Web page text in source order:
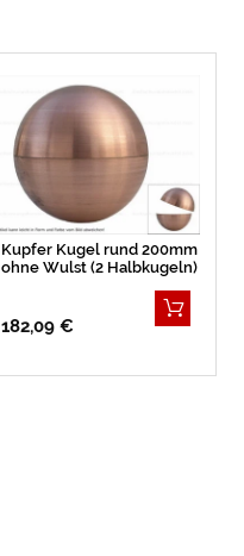
Kupfer Kugel rund 200mm
ohne Wulst (2 Halbkugeln)
182,09 €